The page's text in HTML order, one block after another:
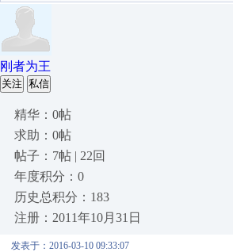
刚者为王
关注 私信
精华：0帖
求助：0帖
帖子：7帖 | 22回
年度积分：0
历史总积分：183
注册：2011年10月31日
发表于：2016-03-10 09:33:07